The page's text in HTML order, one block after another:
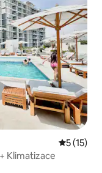
5 (15)
Klimatizace